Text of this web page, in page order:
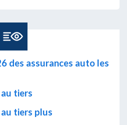
des assurances auto les
tiers
tiers plus